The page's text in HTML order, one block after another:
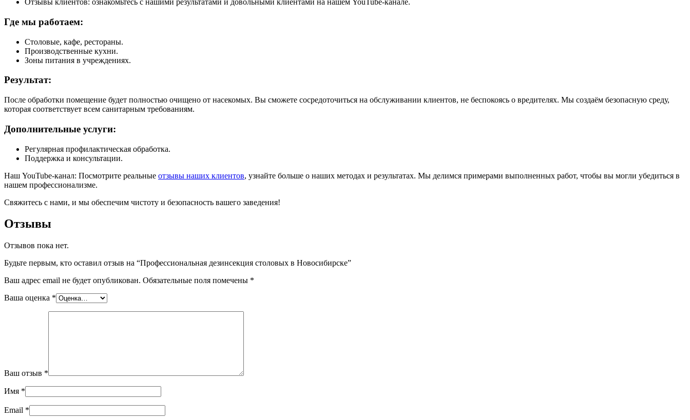
Отзывы клиентов: ознакомьтесь с нашими результатами и довольными клиентами на нашем YouTube-канале.
Где мы работаем:
Столовые, кафе, рестораны.
Производственные кухни.
Зоны питания в учреждениях.
Результат:
После обработки помещение будет полностью очищено от насекомых. Вы сможете сосредоточиться на обслуживании клиентов, не беспокоясь о вредителях. Мы создаём безопасную среду,
которая соответствует всем санитарным требованиям.
Дополнительные услуги:
Регулярная профилактическая обработка.
Поддержка и консультации.
Наш YouTube-канал: Посмотрите реальные отзывы наших клиентов, узнайте больше о наших методах и результатах. Мы делимся примерами выполненных работ, чтобы вы могли убедиться в
нашем профессионализме.
Свяжитесь с нами, и мы обеспечим чистоту и безопасность вашего заведения!
Отзывы
Отзывов пока нет.
Будьте первым, кто оставил отзыв на “Профессиональная дезинсекция столовых в Новосибирске”
Ваш адрес email не будет опубликован. Обязательные поля помечены *
Ваша оценка *
Ваш отзыв *
Имя *
Email *